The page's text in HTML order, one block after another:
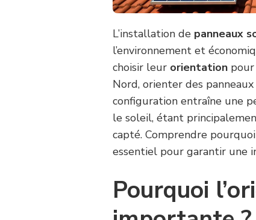
L’installation de panneaux
l’environnement et
choisir leur orientation
Nord, orienter des
configuration entraîne une
le soleil, étant
capté. Comprendre
essentiel pour garantir une
Pourquoi